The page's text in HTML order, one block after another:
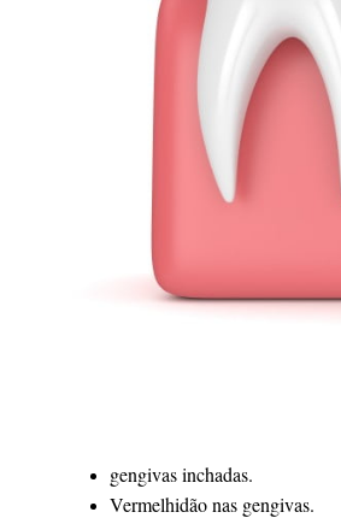
gengivas inchadas.
Vermelhidão nas gengivas.